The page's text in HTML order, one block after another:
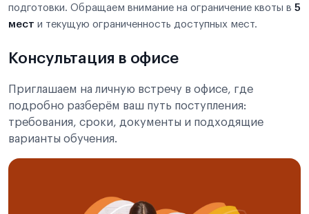
подготовки. Обращаем внимание на ограничение квоты в 5
мест и текущую ограниченность доступных мест.
Консультация в офисе
Приглашаем на личную встречу в офисе, где
подробно разберём ваш путь поступления:
требования, сроки, документы и подходящие
варианты обучения.